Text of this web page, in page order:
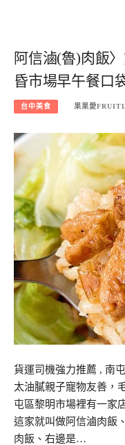
阿信滷(魯)肉飯
昏市場早午餐口
台中美食 果果愛
貨運司機強力推薦 , 南
太油膩親子寵物友善，
屯區黎明市場裡有一家
這家就叫做阿信滷肉飯
肉飯、右邊是…